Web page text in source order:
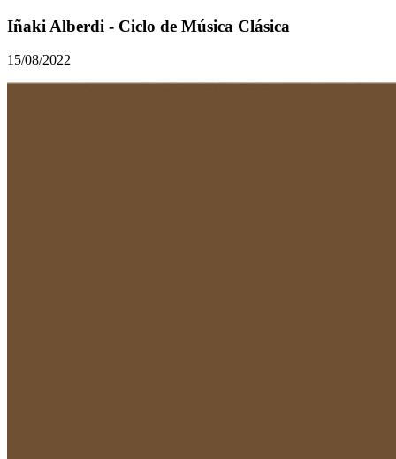
Iñaki Alberdi - Ciclo de Música Clásica
15/08/2022